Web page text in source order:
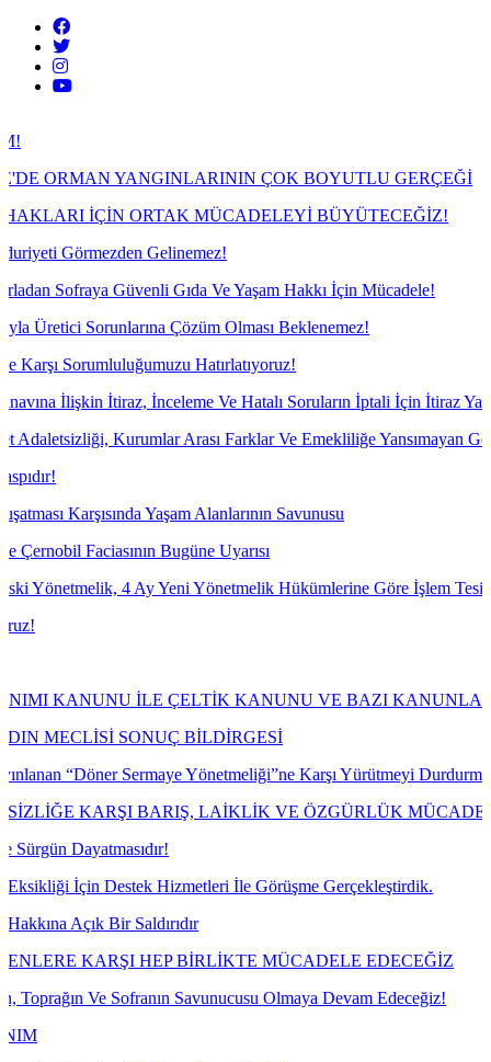
ÇOK BOYUTLU GERÇEĞİ
ORTAK MÜCADELEYİ BÜYÜTECEĞİZ!
Gelinemez!
Gıda Ve Yaşam Hakkı İçin Mücadele!
Çözüm Olması Beklenemez!
Hatırlatıyoruz!
İnceleme Ve Hatalı Soruların İptali İçin İtiraz Yazılarımızı
Arası Farklar Ve Emekliliğe Yansımayan Gelir Sorunu
Yaşam Alanlarının Savunusu
Bugüne Uyarısı
4 Ay Yeni Yönetmelik Hükümlerine Göre İşlem Tesis Etmesine
İLE ÇELTİK KANUNU VE BAZI KANUNLARDA
SONUÇ BİLDİRGESİ
Sermaye Yönetmeliği”ne Karşı Yürütmeyi Durdurma ve İptal
BARIŞ, LAİKLİK VE ÖZGÜRLÜK MÜCADELESİNİ
Hizmetleri İle Görüşme Gerçekleştirdik.
Saldırıdır
HEP BİRLİKTE MÜCADELE EDECEĞİZ
Savunucusu Olmaya Devam Edeceğiz!